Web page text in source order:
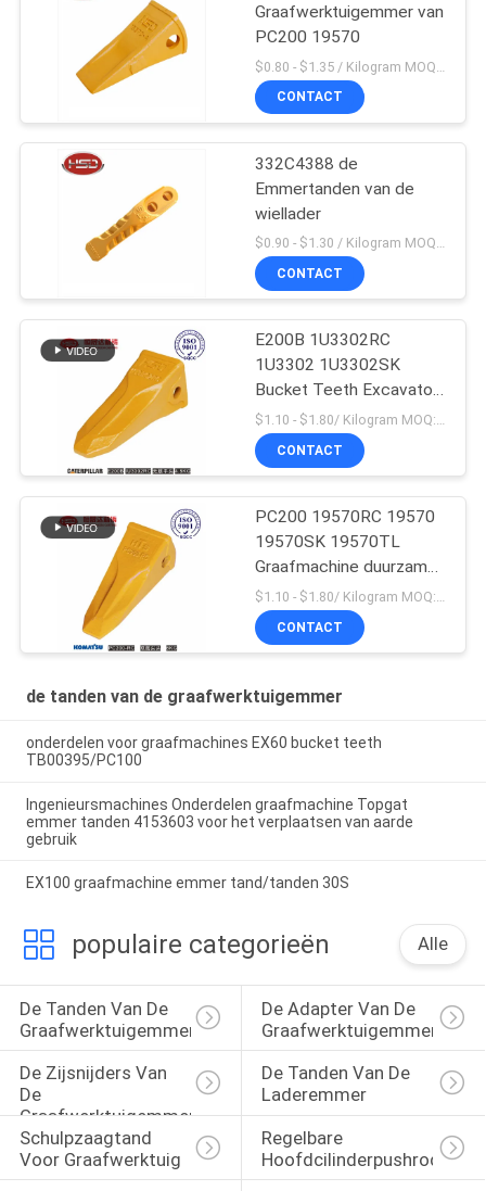
Graafwerktuigemmer van
PC200 19570
CONTACT
332C4388 de
Emmertanden van de
wiellader
$0.90 - $1.30 / Kilogram MOQ:1000 Kilogram/Kilogram
CONTACT
E200B 1U3302RC
1U3302 1U3302SK
Bucket Teeth Excavator
Massaproductie
$1.10 - $1.80/ Kilogram MOQ:100 Kilogram/Kilograms
CONTACT
PC200 19570RC 19570
19570SK 19570TL
Graafmachine duurzame
emmertanden voor
Komatsu
CONTACT
de tanden van de graafwerktuigemmer
onderdelen voor graafmachines EX60 bucket teeth
TB00395/PC100
Ingenieursmachines Onderdelen graafmachine Topgat
emmer tanden 4153603 voor het verplaatsen van aarde
gebruik
EX100 graafmachine emmer tand/tanden 30S
populaire categorieën Alle
De Tanden Van De
Graafwerktuigemmer
De Adapter Van De
Graafwerktuigemmer
De Zijsnijders Van
De
Graafwerktuigemmer
De Tanden Van De
Laderemmer
Schulpzaagtand
Voor Graafwerktuig
Regelbare
Hoofdcilinderpushrod